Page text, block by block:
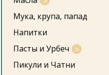
Мука, крупа, папад
Напитки
Пасты и Урбеч
Пикули и Чатни